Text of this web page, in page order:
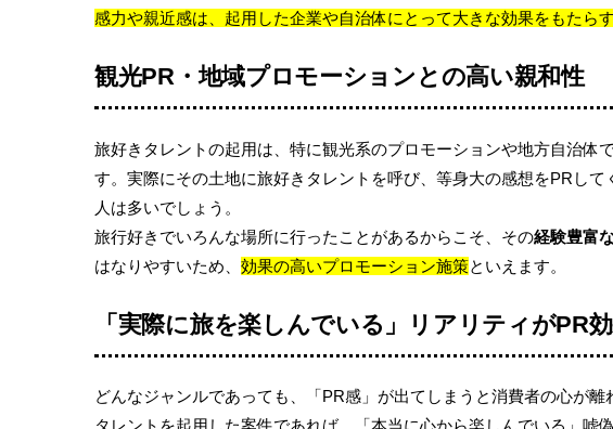
感力や親近感は、起用した企業や自治体にとって大きな効果をもたらす
観光PR・地域プロモーションとの高い親和性
旅好きタレントの起用は、特に観光系のプロモーションや地方自治体
す。実際にその土地に旅好きタレントを呼び、等身大の感想をPRし
人は多いでしょう。
旅行好きでいろんな場所に行ったことがあるからこそ、その経験豊富
はなりやすいため、 効果の高いプロモーション施策といえます。
「実際に旅を楽しんでいる」リアリティがPR
どんなジャンルであっても、「PR感」が出てしまうと消費者の心が